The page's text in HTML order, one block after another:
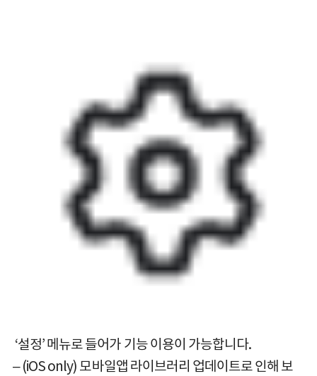
‘설정’ 메뉴로 들어가 기능 이용이 가능합니다.
– (iOS only) 모바일앱 라이브러리 업데이트로 인해 보